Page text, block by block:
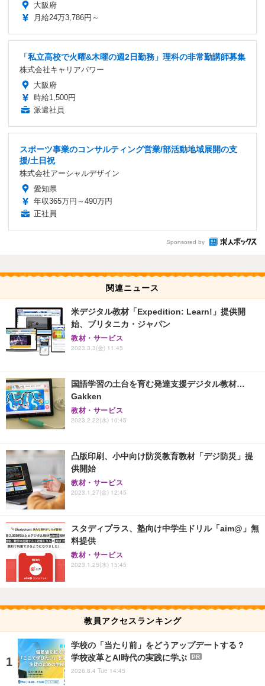
大阪府
月給24万3,786円～
「私立高校で火曜&木曜の週2日勤務」理科の非常勤講師募集
株式会社キャリアパワー
大阪府
時給1,500円
派遣社員
スポーツ事業のコンサルティング営業/部活動地域展開の支
援/土日祝
株式会社アーシャルデザイン
愛知県
年収365万円～490万円
正社員
Sponsored by
関連ニュース
米デジタル教材「Expedition: Learn!」提供開
始、ブリタニカ・ジャパン
教材・サービス
2023.3.3(金) 11:45
国語学習の土台を育む発達支援デジタル教材…
Gakken
教材・サービス
2023.2.22(水) 10:45
凸版印刷、小中向け防災教育教材「デジ防災」提
供開始
教材・サービス
2023.1.27(金) 12:45
スタディプラス、塾向け中学生ドリル「aim@」無
料提供
教材・サービス
2023.1.25(水) 15:45
教員アクセスランキング
学校の「当たり前」をどうアップデートする？
学校改革とAI時代の実践に学ぶ
PR
2026.8.4 Tue 14:45